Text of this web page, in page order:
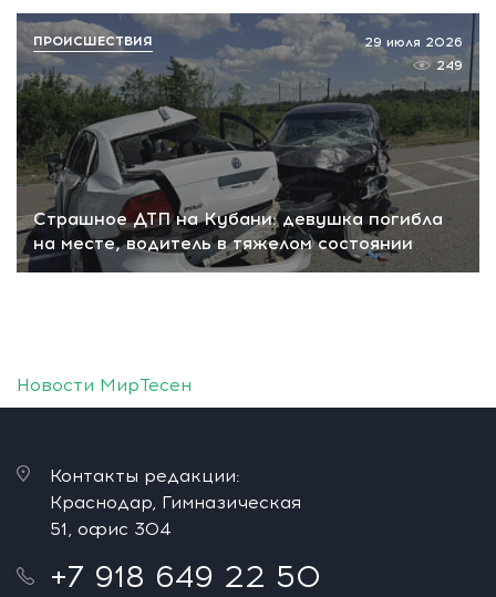
Страшное ДТП на Кубани: девушка погибла
на месте, водитель в тяжелом состоянии
29 июля 2026
249
ПРОИСШЕСТВИЯ
Новости МирТесен
Контакты редакции:
Краснодар, Гимназическая
51, офис 304
+7 918 649 22 50